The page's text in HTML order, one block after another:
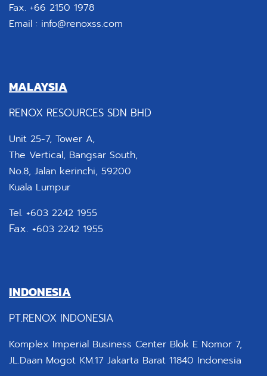
Fax. +66 2150 1978
Email : info@renoxss.com
MALAYSIA
RENOX RESOURCES SDN BHD
Unit 25-7, Tower A,
The Vertical, Bangsar South,
No.8, Jalan kerinchi, 59200
Kuala Lumpur
Tel. +603 2242 1955
Fax. +603 2242 1955
INDONESIA
PT.RENOX INDONESIA
Komplex Imperial Business Center Blok E Nomor 7,
JL.Daan Mogot KM.17 Jakarta Barat 11840 Indonesia